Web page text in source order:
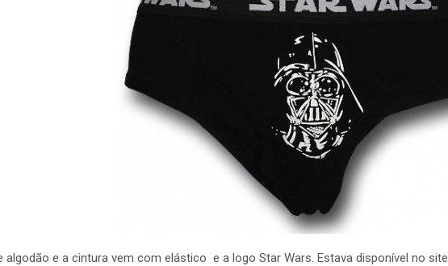
algodão e a cintura vem com elástico e a logo Star Wars. Estava disponível no site